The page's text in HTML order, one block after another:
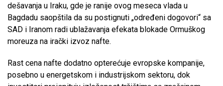
dešavanja u Iraku, gde je ranije ovog meseca vlada u
Bagdadu saopštila da su postignuti „određeni dogovori“ sa
SAD i Iranom radi ublažavanja efekata blokade Ormuškog
moreuza na irački izvoz nafte.
Rast cena nafte dodatno opterećuje evropske kompanije,
posebno u energetskom i industrijskom sektoru, dok